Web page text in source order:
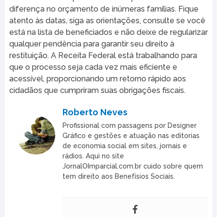
diferença no orçamento de inúmeras famílias. Fique
atento às datas, siga as orientações, consulte se você
está na lista de beneficiados e não deixe de regularizar
qualquer pendência para garantir seu direito à
restituição. A Receita Federal está trabalhando para
que o processo seja cada vez mais eficiente e
acessível, proporcionando um retorno rápido aos
cidadãos que cumpriram suas obrigações fiscais.
Roberto Neves
Profissional com passagens por Designer
Gráfico e gestões e atuação nas editorias
de economia social em sites, jornais e
rádios. Aqui no site
JornalOImparcial.com.br cuido sobre quem
tem direito aos Benefísios Sociais.